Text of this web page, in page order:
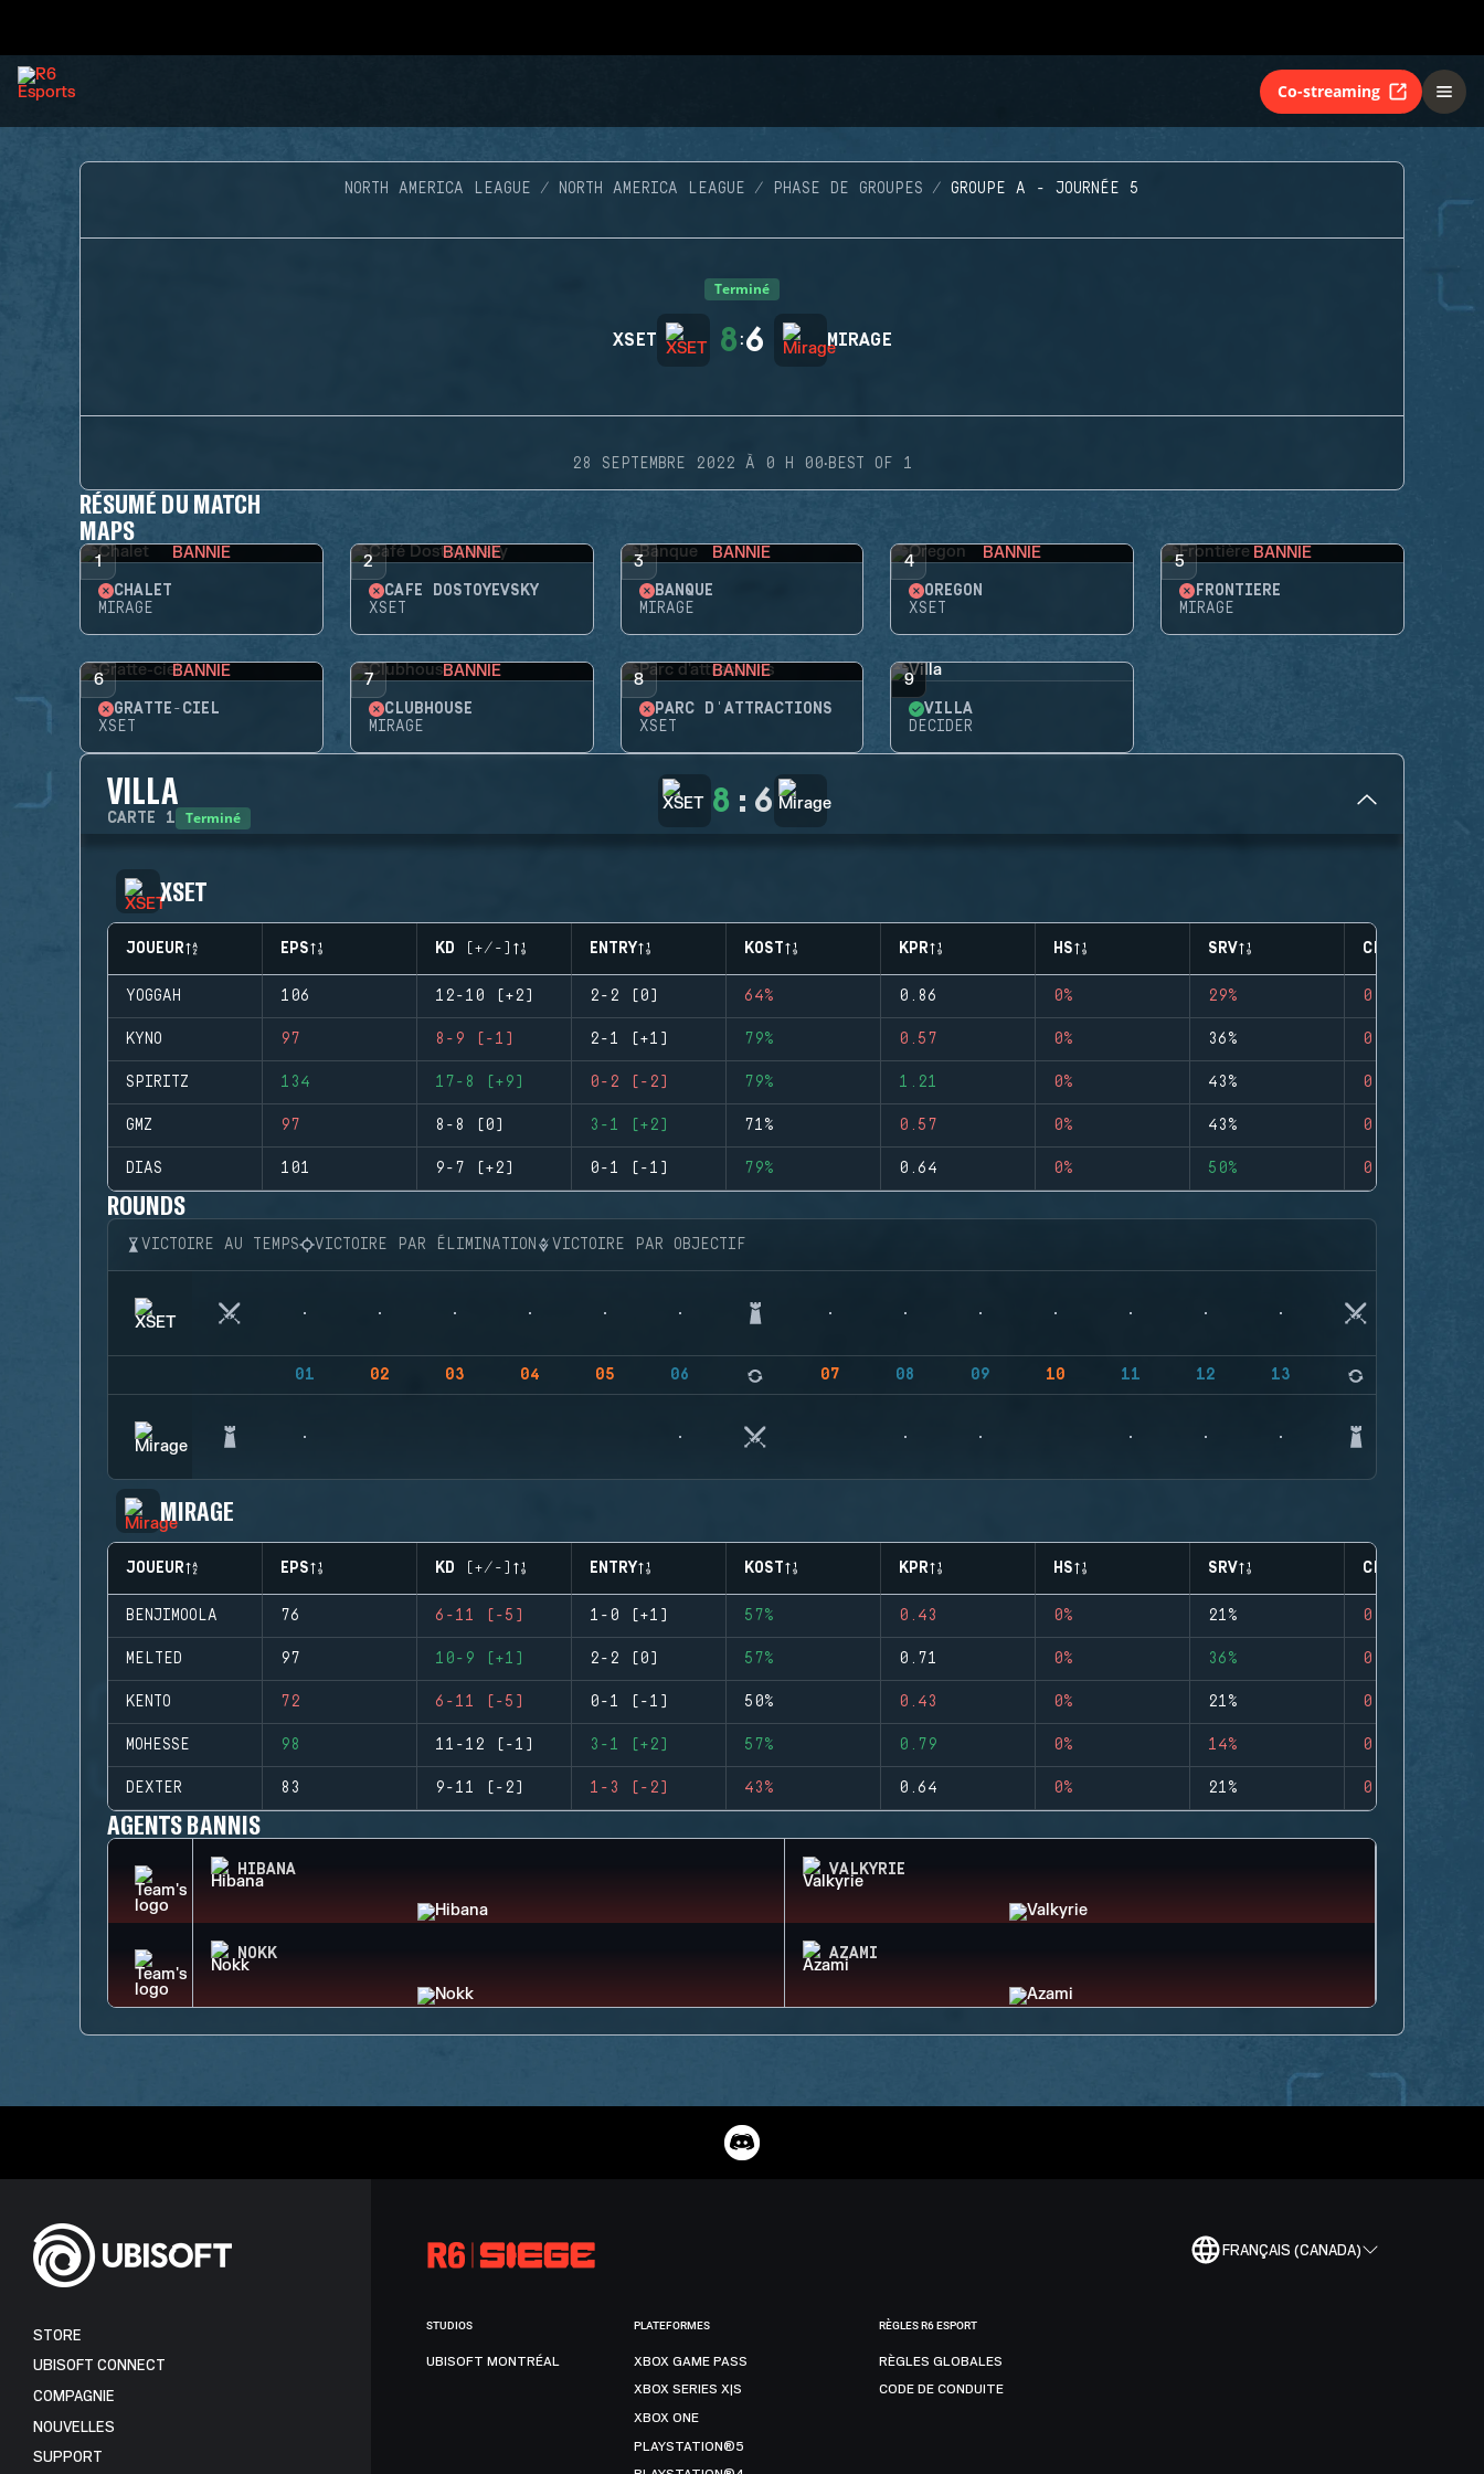
Co-streaming
NORTH AMERICA LEAGUE NORTH AMERICA LEAGUE PHASE DE GROUPES GROUPE A - JOURNÉE 5
Terminé
XSET 8 :6 MIRAGE
28 SEPTEMBRE 2022 À 0 H 00·BEST OF 1
RÉSUMÉ DU MATCH
MAPS
1 BANNIE
CHALET
MIRAGE
2 BANNIE
CAFÉ DOSTOYEVSKY
XSET
3 BANNIE
BANQUE
MIRAGE
4 BANNIE
OREGON
XSET
5 BANNIE
FRONTIÈRE
MIRAGE
6 BANNIE
GRATTE-CIEL
XSET
7 BANNIE
CLUBHOUSE
MIRAGE
8 BANNIE
PARC D'ATTRACTIONS
XSET
9
VILLA
DECIDER
VILLA
CARTE 1 Terminé 8 : 6
XSET
JOUEUR EPS KD (+/-) ENTRY KOST KPR HS SRV CLUTCHES
YOGGAH 106 12-10 (+2) 2-2 (0) 64% 0.86 0% 29% 0
KYNO 97 8-9 (-1) 2-1 (+1) 79% 0.57 0% 36% 0
SPIRITZ 134 17-8 (+9) 0-2 (-2) 79% 1.21 0% 43% 0
GMZ 97 8-8 (0) 3-1 (+2) 71% 0.57 0% 43% 0
DIAS 101 9-7 (+2) 0-1 (-1) 79% 0.64 0% 50% 0
ROUNDS
VICTOIRE AU TEMPS VICTOIRE PAR ÉLIMINATION VICTOIRE PAR OBJECTIF
01 02 03 04 05 06 07 08 09 10 11 12 13
MIRAGE
JOUEUR EPS KD (+/-) ENTRY KOST KPR HS SRV CLUTCHES
BENJIMOOLA 76 6-11 (-5) 1-0 (+1) 57% 0.43 0% 21% 0
MELTED 97 10-9 (+1) 2-2 (0) 57% 0.71 0% 36% 0
KENTO 72 6-11 (-5) 0-1 (-1) 50% 0.43 0% 21% 0
MOHESSE 98 11-12 (-1) 3-1 (+2) 57% 0.79 0% 14% 0
DEXTER 83 9-11 (-2) 1-3 (-2) 43% 0.64 0% 21% 0
AGENTS BANNIS
HIBANA VALKYRIE
NOKK AZAMI
FRANÇAIS (CANADA)
STORE
UBISOFT CONNECT
COMPAGNIE
NOUVELLES
SUPPORT
STUDIOS
UBISOFT MONTRÉAL
PLATEFORMES
XBOX GAME PASS
XBOX SERIES X|S
XBOX ONE
PLAYSTATION®5
RÈGLES R6 ESPORT
RÈGLES GLOBALES
CODE DE CONDUITE